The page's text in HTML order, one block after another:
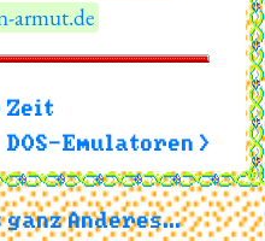
armut.de
Zeit
DOS-Emulatoren >
ganz Anderes...